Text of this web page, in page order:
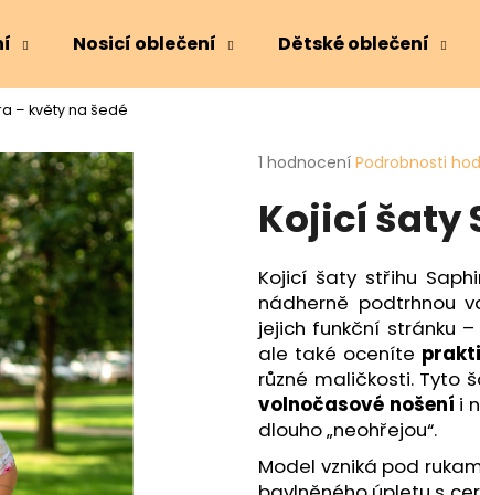
Nosicí oblečení Dětské oblečení
– květy na šedé
Průměrné
produktu
je
z
5
hvězdiček.
1 hodnocení Podrobnosti
Kojicí šaty
Kojicí šaty střihu
nádherně podtrhnou
jejich funkční stránku
ale také oceníte
různé maličkosti. Tyto
volnočasové nošení i
dlouho „neohřejou“.
Model vzniká pod
Co potřebujete najít?
HLEDAT
Doporučujeme